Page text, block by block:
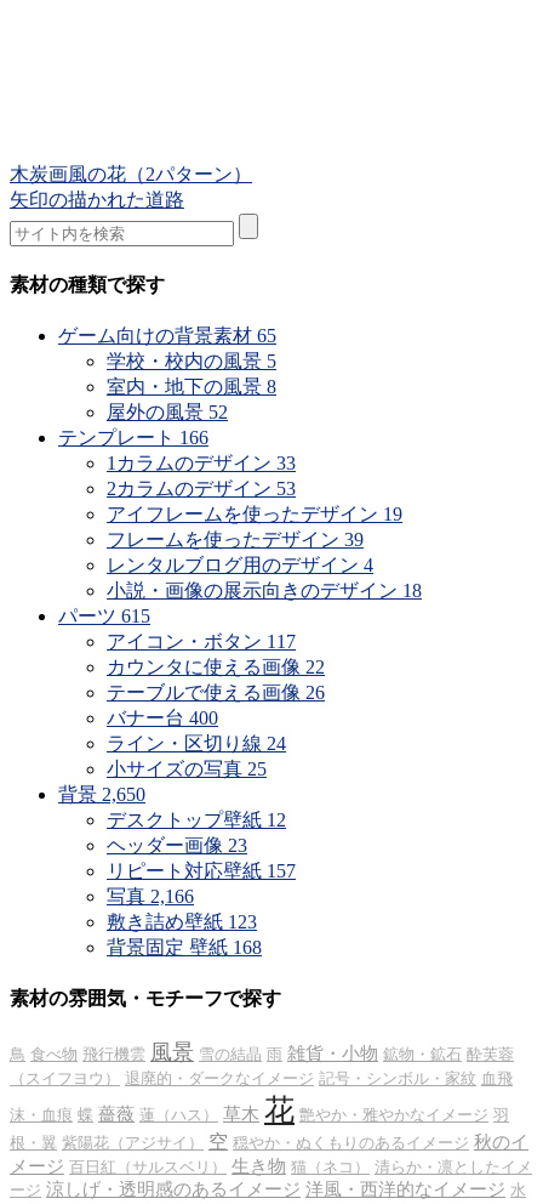
木炭画風の花（2パターン）
矢印の描かれた道路
素材の種類で探す
ゲーム向けの背景素材 65
学校・校内の風景 5
室内・地下の風景 8
屋外の風景 52
テンプレート 166
1カラムのデザイン 33
2カラムのデザイン 53
アイフレームを使ったデザイン 19
フレームを使ったデザイン 39
レンタルブログ用のデザイン 4
小説・画像の展示向きのデザイン 18
パーツ 615
アイコン・ボタン 117
カウンタに使える画像 22
テーブルで使える画像 26
バナー台 400
ライン・区切り線 24
小サイズの写真 25
背景 2,650
デスクトップ壁紙 12
ヘッダー画像 23
リピート対応壁紙 157
写真 2,166
敷き詰め壁紙 123
背景固定 壁紙 168
素材の雰囲気・モチーフで探す
鳥 食べ物 飛行機雲 風景 雪の結晶 雨 雑貨・小物 鉱物・鉱石 酔芙蓉
（スイフヨウ）
退廃的・ダークなイメージ 記号・シンボル・家紋 血飛
沫・血痕 蝶 薔薇 蓮（ハス） 草木 花 艶やか・雅やかなイメージ 羽
根・翼 紫陽花（アジサイ） 空 穏やか・ぬくもりのあるイメージ 秋のイ
メージ 百日紅（サルスベリ） 生き物 猫（ネコ）
清らか・凛としたイメ
ージ 涼しげ・透明感のあるイメージ 洋風・西洋的なイメージ 水